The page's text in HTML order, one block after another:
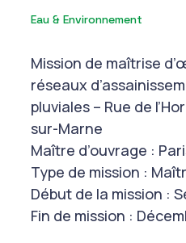
Eau & Environnement
Mission de maîtrise
réseaux
pluviales – Rue de
sur-Marne
Maître d’ouvrage :
Type de mission :
Début de la mission :
Fin de mission :